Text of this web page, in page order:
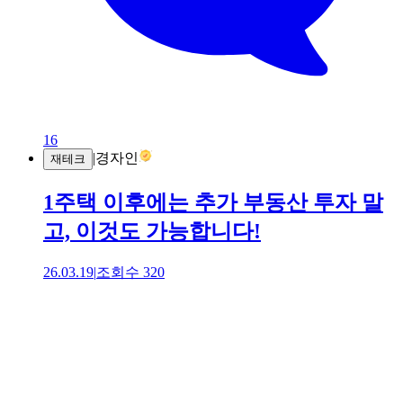
16
재테크 |경자인
1주택 이후에는 추가 부동산 투자 말
고, 이것도 가능합니다!
26.03.19|조회수 320